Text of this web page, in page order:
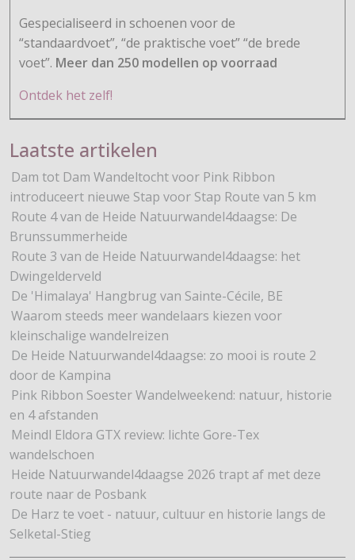
Gespecialiseerd in schoenen voor de
“standaardvoet”, “de praktische voet” “de brede
voet”. Meer dan 250 modellen op voorraad
Ontdek het zelf!
Laatste artikelen
Dam tot Dam Wandeltocht voor Pink Ribbon
introduceert nieuwe Stap voor Stap Route van 5 km
Route 4 van de Heide Natuurwandel4daagse: De
Brunssummerheide
Route 3 van de Heide Natuurwandel4daagse: het
Dwingelderveld
De 'Himalaya' Hangbrug van Sainte-Cécile, BE
Waarom steeds meer wandelaars kiezen voor
kleinschalige wandelreizen
De Heide Natuurwandel4daagse: zo mooi is route 2
door de Kampina
Pink Ribbon Soester Wandelweekend: natuur, historie
en 4 afstanden
Meindl Eldora GTX review: lichte Gore-Tex
wandelschoen
Heide Natuurwandel4daagse 2026 trapt af met deze
route naar de Posbank
De Harz te voet - natuur, cultuur en historie langs de
Selketal-Stieg